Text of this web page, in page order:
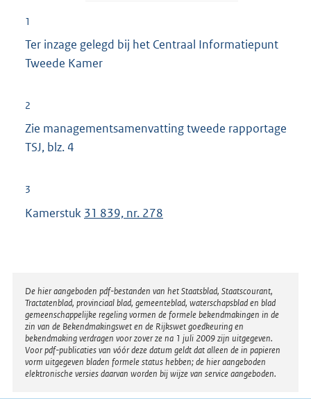
1
Ter inzage gelegd bij het Centraal Informatiepunt
Tweede Kamer
2
Zie managementsamenvatting tweede rapportage
TSJ, blz. 4
3
Kamerstuk 31 839, nr. 278
Disclaimer
De hier aangeboden pdf-bestanden van het Staatsblad, Staatscourant,
Tractatenblad, provinciaal blad, gemeenteblad, waterschapsblad en blad
gemeenschappelijke regeling vormen de formele bekendmakingen in de
zin van de Bekendmakingswet en de Rijkswet goedkeuring en
bekendmaking verdragen voor zover ze na 1 juli 2009 zijn uitgegeven.
Voor pdf-publicaties van vóór deze datum geldt dat alleen de in papieren
vorm uitgegeven bladen formele status hebben; de hier aangeboden
elektronische versies daarvan worden bij wijze van service aangeboden.